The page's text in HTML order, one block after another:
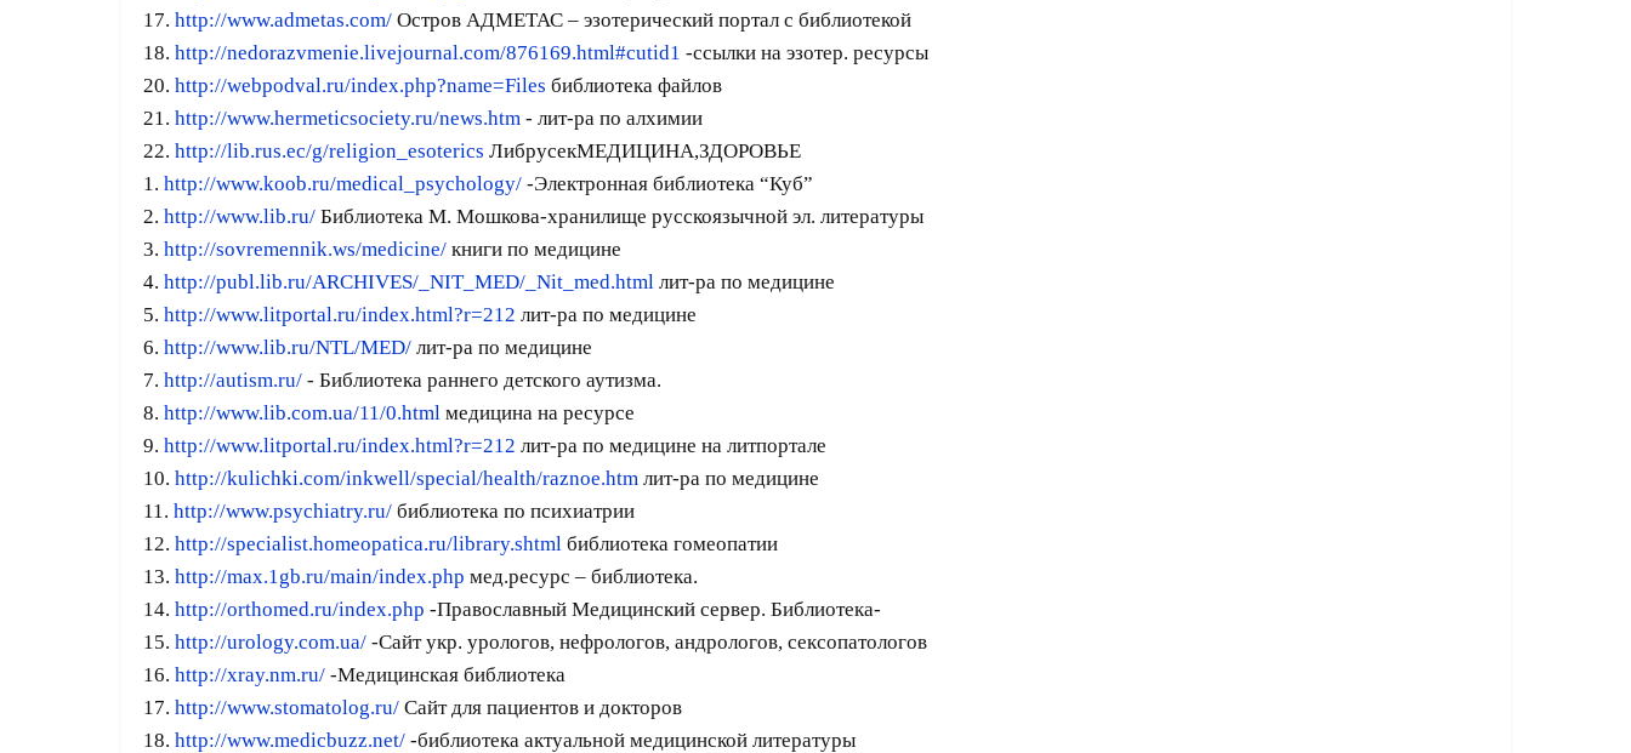
17. http://www.admetas.com/ Остров АДМЕТАС – эзотерический портал с библиотекой
18. http://nedorazvmenie.livejournal.com/876169.html#cutid1 -ссылки на эзотер. ресурсы
20. http://webpodval.ru/index.php?name=Files библиотека файлов
21. http://www.hermeticsociety.ru/news.htm - лит-ра по алхимии
22. http://lib.rus.ec/g/religion_esoterics ЛибрусекМЕДИЦИНА,ЗДОРОВЬЕ
1. http://www.koob.ru/medical_psychology/ -Электронная библиотека “Куб”
2. http://www.lib.ru/ Библиотека М. Мошкова-хранилище русскоязычной эл. литературы
3. http://sovremennik.ws/medicine/ книги по медицине
4. http://publ.lib.ru/ARCHIVES/_NIT_MED/_Nit_med.html лит-ра по медицине
5. http://www.litportal.ru/index.html?r=212 лит-ра по медицине
6. http://www.lib.ru/NTL/MED/ лит-ра по медицине
7. http://autism.ru/ - Библиотека раннего детского аутизма.
8. http://www.lib.com.ua/11/0.html медицина на ресурсе
9. http://www.litportal.ru/index.html?r=212 лит-ра по медицине на литпортале
10. http://kulichki.com/inkwell/special/health/raznoe.htm лит-ра по медицине
11. http://www.psychiatry.ru/ библиотека по психиатрии
12. http://specialist.homeopatica.ru/library.shtml библиотека гомеопатии
13. http://max.1gb.ru/main/index.php мед.ресурс – библиотека.
14. http://orthomed.ru/index.php -Православный Медицинский сервер. Библиотека-
15. http://urology.com.ua/ -Сайт укр. урологов, нефрологов, андрологов, сексопатологов
16. http://xray.nm.ru/ -Медицинская библиотека
17. http://www.stomatolog.ru/ Сайт для пациентов и докторов
18. http://www.medicbuzz.net/ -библиотека актуальной медицинской литературы